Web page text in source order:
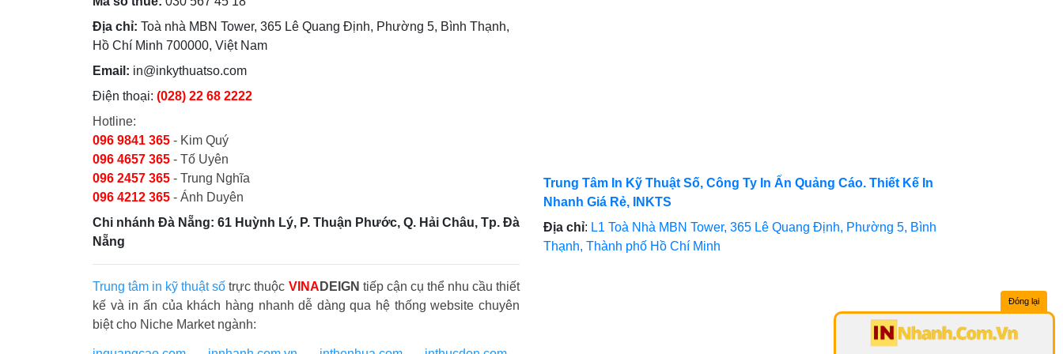
Địa chỉ: Toà nhà MBN Tower, 365 Lê Quang Định, Phường 5, Bình Thạnh,
Hồ Chí Minh 700000, Việt Nam
Email: in@inkythuatso.com
Điện thoại: (028) 22 68 2222
Hotline:
096 9841 365 - Kim Quý
096 4657 365 - Tố Uyên
096 2457 365 - Trung Nghĩa
096 4212 365 - Ánh Duyên
Chi nhánh Đà Nẵng: 61 Huỳnh Lý, P. Thuận Phước, Q. Hải Châu, Tp. Đà
Nẵng
Trung tâm in kỹ thuật số trực thuộc VINA DEIGN tiếp cận cụ thể nhu cầu thiết
kế và in ấn của khách hàng nhanh dễ dàng qua hệ thống website chuyên
biệt cho Niche Market ngành:
Trung Tâm In Kỹ Thuật Số, Công Ty In Ấn Quảng Cáo. Thiết Kế In
Nhanh Giá Rẻ, INKTS
Địa chỉ: L1 Toà Nhà MBN Tower, 365 Lê Quang Định, Phường 5, Bình
Thạnh, Thành phố Hồ Chí Minh
Đóng lại